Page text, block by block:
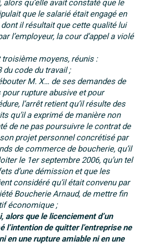
alors qu’elle avait constaté que le
que le salarié était engagé en
il résultait que cette qualité lui
l’employeur, la cour d’appel a violé
troisième moyens, réunis :
du code du travail ;
M. X… de ses demandes de
rupture abusive et pour
l’arrêt retient qu’il résulte des
qu’il a exprimé de manière non
de ne pas poursuivre le contrat de
projet personnel concrétisé par
de commerce de boucherie, qu’il
le 1er septembre 2006, qu’un tel
d’une démission et que les
considéré qu’il était convenu par
Boucherie Arnaud, de mettre fin
économique ;
alors que le licenciement d’un
l’intention de quitter l’entreprise ne
en une rupture amiable ni en une